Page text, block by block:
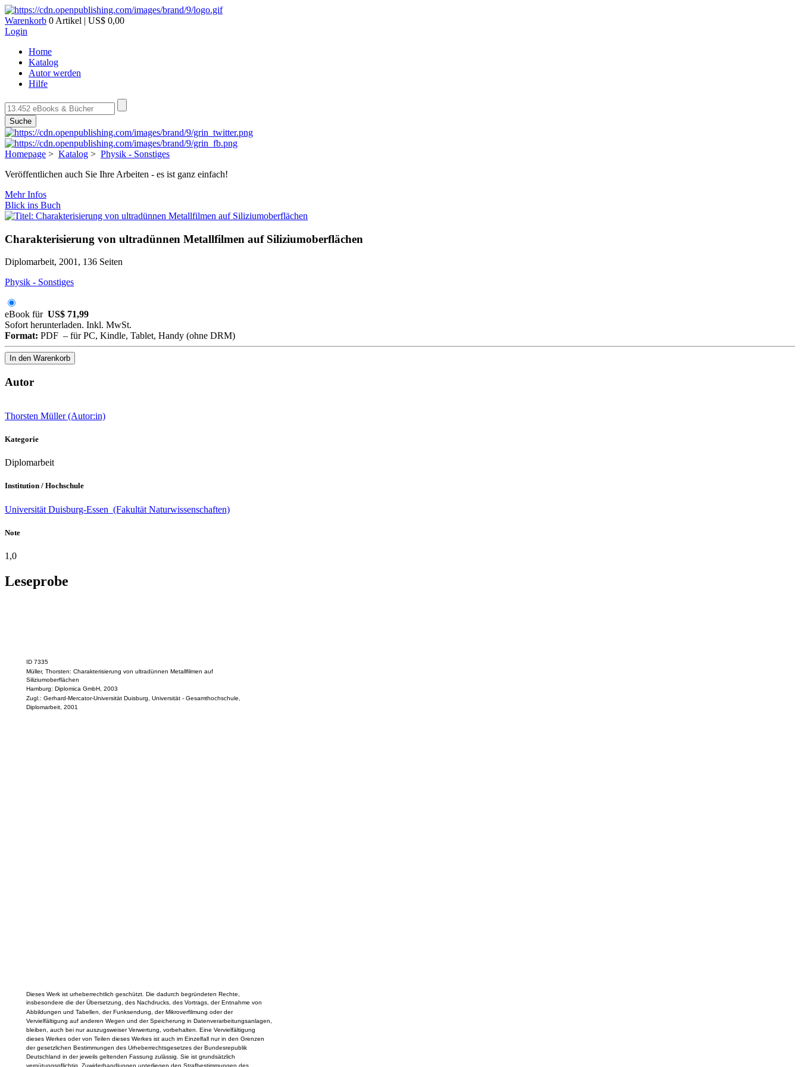
Warenkorb 0 Artikel | US$ 0,00
Login
Home
Katalog
Autor werden
Hilfe
Suche
Homepage > Katalog > Physik - Sonstiges
Veröffentlichen auch Sie Ihre Arbeiten - es ist ganz einfach!
Mehr Infos
Blick ins Buch
Charakterisierung von ultradünnen Metallfilmen auf Siliziumoberflächen
Diplomarbeit, 2001, 136 Seiten
Physik - Sonstiges
eBook für US$ 71,99
Sofort herunterladen. Inkl. MwSt.
Format: PDF – für PC, Kindle, Tablet, Handy (ohne DRM)
In den Warenkorb
Autor
Thorsten Müller (Autor:in)
Kategorie
Diplomarbeit
Institution / Hochschule
Universität Duisburg-Essen (Fakultät Naturwissenschaften)
Note
1,0
Leseprobe
ID 7335
Müller, Thorsten: Charakterisierung von ultradünnen Metallfilmen auf
Siliziumoberflächen
Hamburg: Diplomica GmbH, 2003
Zugl.: Gerhard-Mercator-Universität Duisburg, Universität - Gesamthochschule,
Diplomarbeit, 2001
Dieses Werk ist urheberrechtlich geschützt. Die dadurch begründeten Rechte,
insbesondere die der Übersetzung, des Nachdrucks, des Vortrags, der Entnahme von
Abbildungen und Tabellen, der Funksendung, der Mikroverfilmung oder der
Vervielfältigung auf anderen Wegen und der Speicherung in Datenverarbeitungsanlagen,
bleiben, auch bei nur auszugsweiser Verwertung, vorbehalten. Eine Vervielfältigung
dieses Werkes oder von Teilen dieses Werkes ist auch im Einzelfall nur in den Grenzen
der gesetzlichen Bestimmungen des Urheberrechtsgesetzes der Bundesrepublik
Deutschland in der jeweils geltenden Fassung zulässig. Sie ist grundsätzlich
vergütungspflichtig. Zuwiderhandlungen unterliegen den Strafbestimmungen des